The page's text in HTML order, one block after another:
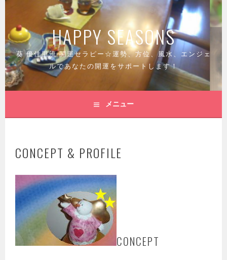
テ
ン
ツ
へ
ス
キ
プ
HAPPY SEASONS
葵 優佳里流 開運セラピー☆運勢、方位、風水、エンジェ
ルであなたの開運をサポートします！
メニュー
CONCEPT & PROFILE
CONCEPT